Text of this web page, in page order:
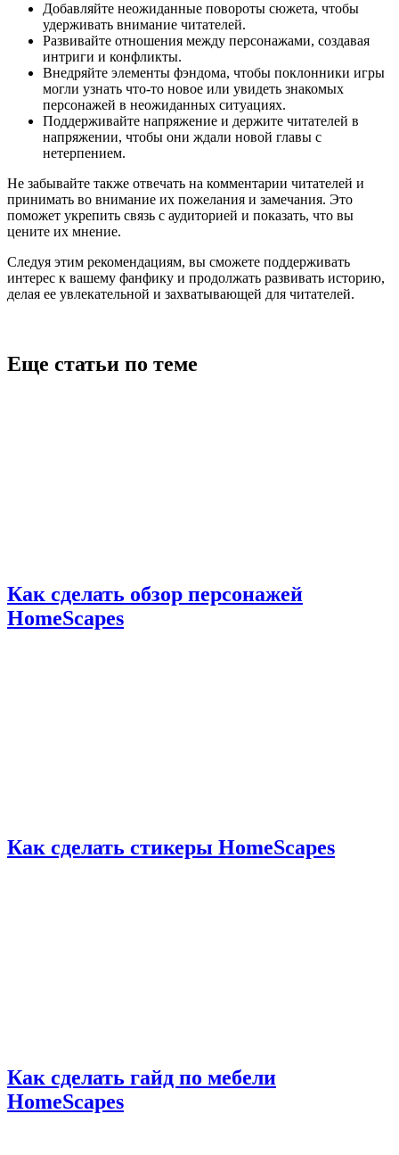
Добавляйте неожиданные повороты сюжета, чтобы
удерживать внимание читателей.
Развивайте отношения между персонажами, создавая
интриги и конфликты.
Внедряйте элементы фэндома, чтобы поклонники игры
могли узнать что-то новое или увидеть знакомых
персонажей в неожиданных ситуациях.
Поддерживайте напряжение и держите читателей в
напряжении, чтобы они ждали новой главы с
нетерпением.
Не забывайте также отвечать на комментарии читателей и
принимать во внимание их пожелания и замечания. Это
поможет укрепить связь с аудиторией и показать, что вы
цените их мнение.
Следуя этим рекомендациям, вы сможете поддерживать
интерес к вашему фанфику и продолжать развивать историю,
делая ее увлекательной и захватывающей для читателей.
Еще статьи по теме
Как сделать обзор персонажей
HomeScapes
Как сделать стикеры HomeScapes
Как сделать гайд по мебели
HomeScapes